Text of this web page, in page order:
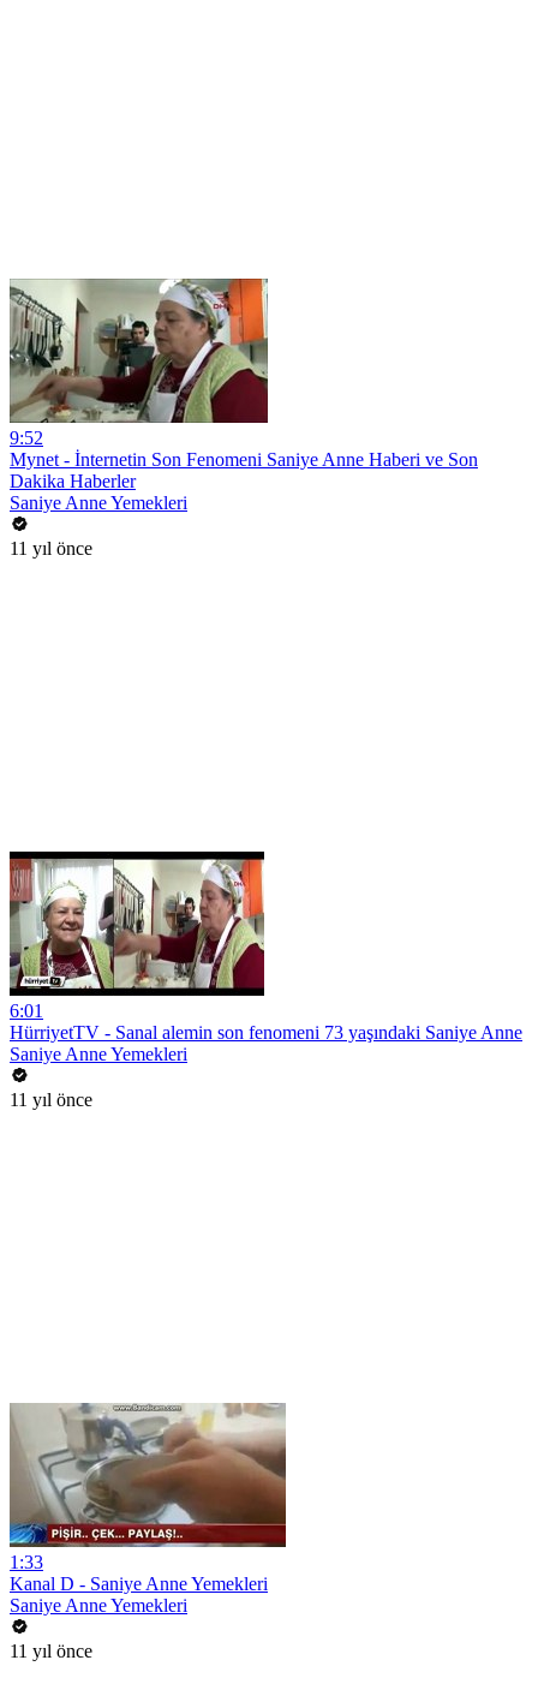
9:52
Mynet - İnternetin Son Fenomeni Saniye Anne Haberi ve Son
Dakika Haberler
Saniye Anne Yemekleri
11 yıl önce
6:01
HürriyetTV - Sanal alemin son fenomeni 73 yaşındaki Saniye Anne
Saniye Anne Yemekleri
11 yıl önce
1:33
Kanal D - Saniye Anne Yemekleri
Saniye Anne Yemekleri
11 yıl önce